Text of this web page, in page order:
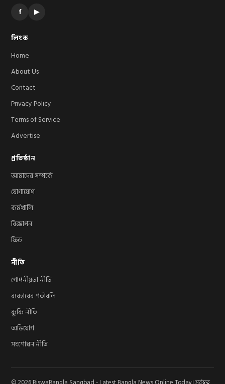
f ▶
লিংক
Home
About Us
Contact
Privacy Policy
Terms of Service
Advertise
প্রতিষ্ঠান
আমাদের সম্পর্কে
যোগাযোগ
কর্মখালি
বিজ্ঞাপন
ফিড
নীতি
গোপনীয়তা নীতি
ব্যবহারের শর্তাবলি
কুকি নীতি
অভিযোগ
সংশোধন নীতি